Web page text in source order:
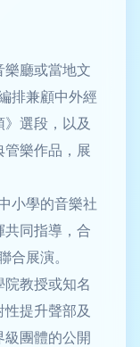
樂廳或當地文
排兼顧中外經
選段，以及
樂作品，展
小學的音樂社
共同指導，合
合展演。
院教授或知名
提升聲部及
團體的公開